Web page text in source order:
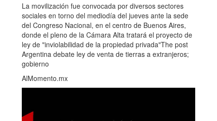
La movilización fue convocada por diversos sectores
sociales en torno del mediodía del jueves ante la sede
del Congreso Nacional, en el centro de Buenos Aires,
donde el pleno de la Cámara Alta tratará el proyecto de
ley de "inviolabilidad de la propiedad privada"The post
Argentina debate ley de venta de tierras a extranjeros;
gobierno
AlMomento.mx